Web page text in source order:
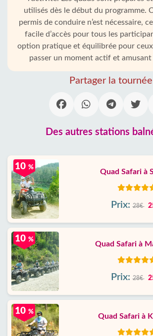
utilisés dès le début du programme.
permis de conduire n’est nécessaire,
facile d’accès pour tous les
option pratique et équilibrée pour
passer un moment actif et amusant
Partager la tournée
Des autres stations
Quad Safari à
10 %
Prix: 28€
Quad Safari à
10 %
Prix: 28€
Quad Safari à
10 %